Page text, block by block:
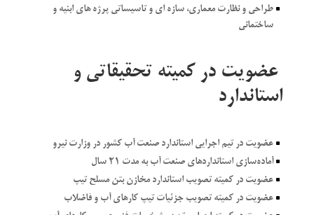
^ طراحی و نظارت معماری، سازه ای و تاسیساتی پرژه های ابنیه و
ساختمانی
عضویت در کمیته تحقیقاتی و
استاندارد
^ عضویت در تیم اجرایی استاندارد صنعت آب كشور در وزارت نیرو
^آماده‌سازی استانداردهای صنعت آب به مدت ۲۱ سال
^ عضویت در كمیته تصویب استاندارد مخازن بتن مسلح تیپ
^ عضویت در كمیته تصویب جزئیات تیپ كارهای آب و فاضلاب